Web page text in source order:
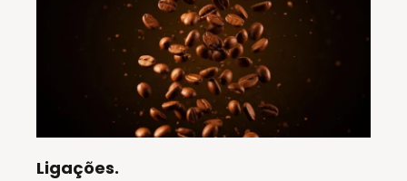
Ligações.